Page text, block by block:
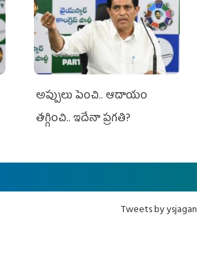
అప్పులు పెంచి.. ఆదాయం
తగ్గించి.. ఇదేనా ప్రగతి?
Tweets by ysjagan